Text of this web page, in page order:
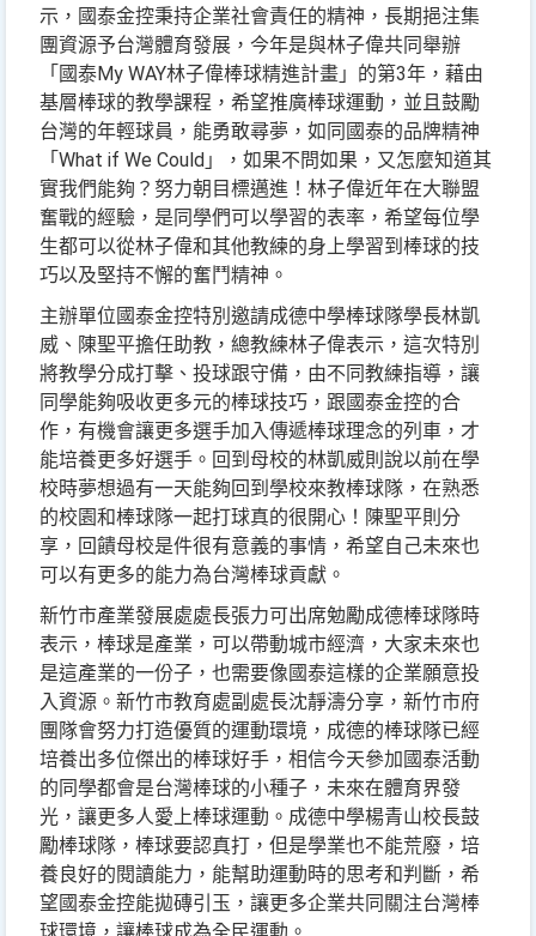
示，國泰金控秉持企業社會責任的精神，長期挹注集
團資源予台灣體育發展，今年是與林子偉共同舉辦
「國泰My WAY林子偉棒球精進計畫」的第3年，藉由
基層棒球的教學課程，希望推廣棒球運動，並且鼓勵
台灣的年輕球員，能勇敢尋夢，如同國泰的品牌精神
「What if We Could」，如果不問如果，又怎麼知道其
實我們能夠？努力朝目標邁進！林子偉近年在大聯盟
奮戰的經驗，是同學們可以學習的表率，希望每位學
生都可以從林子偉和其他教練的身上學習到棒球的技
巧以及堅持不懈的奮鬥精神。
主辦單位國泰金控特別邀請成德中學棒球隊學長林凱
威、陳聖平擔任助教，總教練林子偉表示，這次特別
將教學分成打擊、投球跟守備，由不同教練指導，讓
同學能夠吸收更多元的棒球技巧，跟國泰金控的合
作，有機會讓更多選手加入傳遞棒球理念的列車，才
能培養更多好選手。回到母校的林凱威則說以前在學
校時夢想過有一天能夠回到學校來教棒球隊，在熟悉
的校園和棒球隊一起打球真的很開心！陳聖平則分
享，回饋母校是件很有意義的事情，希望自己未來也
可以有更多的能力為台灣棒球貢獻。
新竹市產業發展處處長張力可出席勉勵成德棒球隊時
表示，棒球是產業，可以帶動城市經濟，大家未來也
是這產業的一份子，也需要像國泰這樣的企業願意投
入資源。新竹市教育處副處長沈靜濤分享，新竹市府
團隊會努力打造優質的運動環境，成德的棒球隊已經
培養出多位傑出的棒球好手，相信今天參加國泰活動
的同學都會是台灣棒球的小種子，未來在體育界發
光，讓更多人愛上棒球運動。成德中學楊青山校長鼓
勵棒球隊，棒球要認真打，但是學業也不能荒廢，培
養良好的閱讀能力，能幫助運動時的思考和判斷，希
望國泰金控能拋磚引玉，讓更多企業共同關注台灣棒